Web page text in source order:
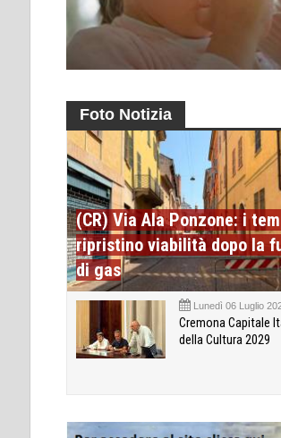
Foto Notizia
(CR) Via Ala Ponzone: i
ripristino viabilità dopo la
di gas
Lunedì 06 Luglio
Cremona Capitale
della Cultura 2029